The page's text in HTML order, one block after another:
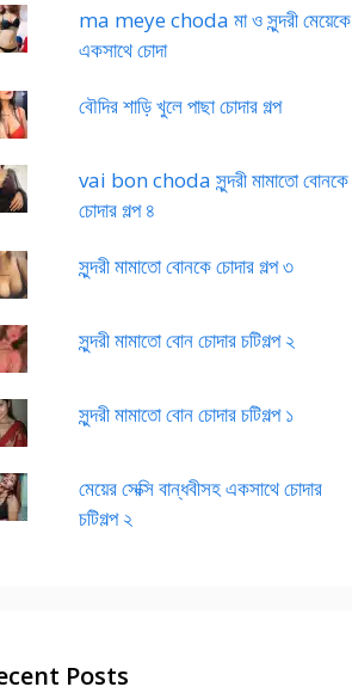
ma meye choda মা ও সুন্দরী মেয়েকে
একসাথে চোদা
বৌদির শাড়ি খুলে পাছা চোদার গল্প
vai bon choda সুন্দরী মামাতো বোনকে
চোদার গল্প ৪
সুন্দরী মামাতো বোনকে চোদার গল্প ৩
সুন্দরী মামাতো বোন চোদার চটিগল্প ২
সুন্দরী মামাতো বোন চোদার চটিগল্প ১
মেয়ের সেক্সি বান্ধবীসহ একসাথে চোদার
চটিগল্প ২
Posts